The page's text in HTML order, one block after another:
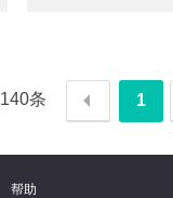
140条 1
帮助